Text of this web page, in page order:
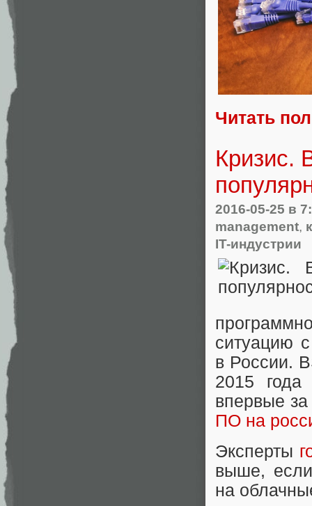
Читать
Кризис.
2016-05-25 в
management,
IT-индустрии
ситуацию
в России.
2015 года
впервые
ПО на
Эксперты
выше,
на